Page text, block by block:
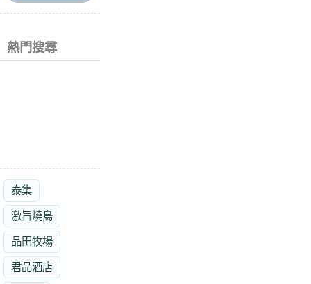
熱門搜尋
泰集
激旨燒鳥
品田牧場
君品酒店